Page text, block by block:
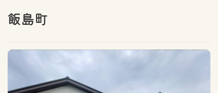
すべてのタグ
移住者の声 イベントレポート
住まい探しのポイント
飯島町